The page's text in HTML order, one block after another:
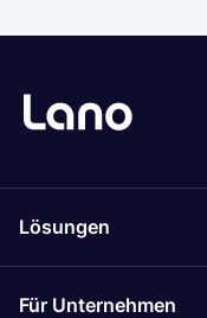
Lösungen
Für Unternehmen